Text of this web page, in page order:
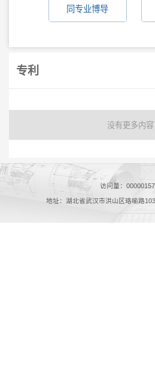
同专业博导
专利
没有更多内容
访问量：
地址：湖北省武汉市洪山区珞喻路